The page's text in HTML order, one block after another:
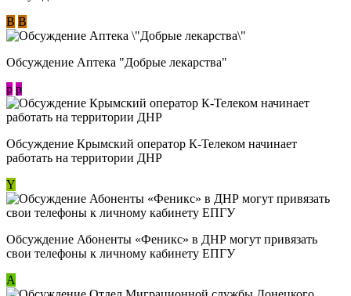
В В
Обсуждение Аптека "Добрые лекарства"
p p
Обсуждение Крымский оператор К-Телеком начинает
работать на территории ДНР
Y
Обсуждение ​Абоненты «Феникс» в ДНР могут привязать
свои телефоны к личному кабинету ЕПГУ
А